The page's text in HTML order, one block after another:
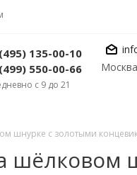
135-00-10
550-00-66
с 9 до 21
шнурке с золотыми
шёлковом